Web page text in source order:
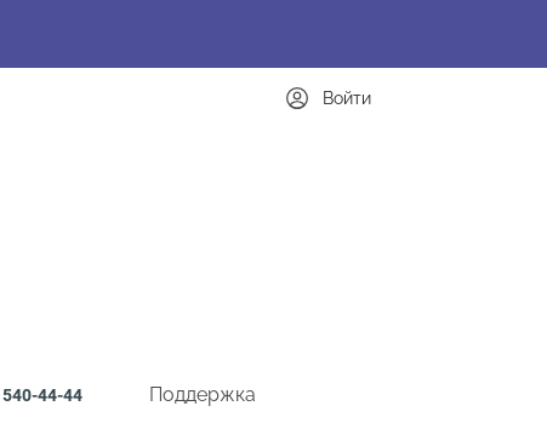
540-44-44 Поддержка
Войти